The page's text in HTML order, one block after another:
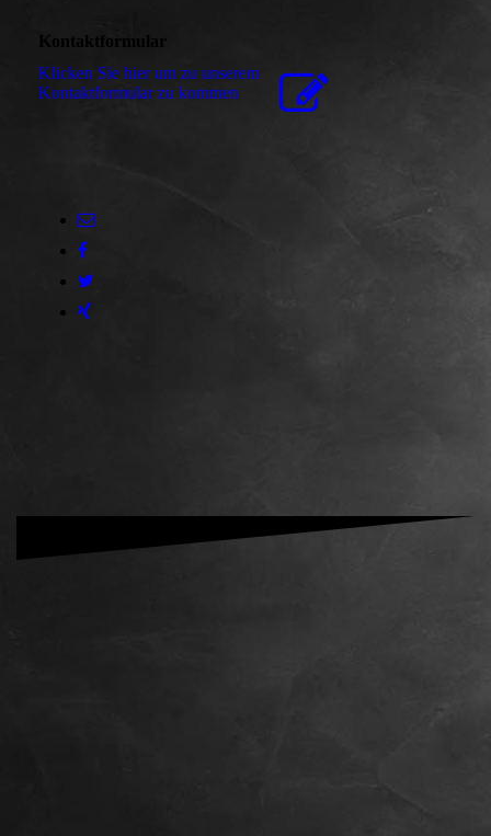
Kontaktformular
Klicken Sie hier um zu unserem
Kon­takt­for­mu­lar zu kommen